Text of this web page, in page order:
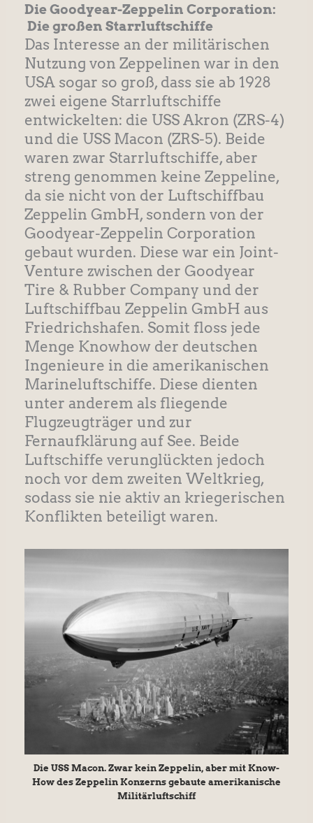
Die Goodyear-Zeppelin Corporation:
Die großen Starrluftschiffe
Das Interesse an der militärischen
Nutzung von Zeppelinen war in den
USA sogar so groß, dass sie ab 1928
zwei eigene Starrluftschiffe
entwickelten: die USS Akron (ZRS-4)
und die USS Macon (ZRS-5). Beide
waren zwar Starrluftschiffe, aber
streng genommen keine Zeppeline,
da sie nicht von der Luftschiffbau
Zeppelin GmbH, sondern von der
Goodyear-Zeppelin Corporation
gebaut wurden. Diese war ein Joint-
Venture zwischen der Goodyear
Tire & Rubber Company und der
Luftschiffbau Zeppelin GmbH aus
Friedrichshafen. Somit floss jede
Menge Knowhow der deutschen
Ingenieure in die amerikanischen
Marineluftschiffe. Diese dienten
unter anderem als fliegende
Flugzeugträger und zur
Fernaufklärung auf See. Beide
Luftschiffe verunglückten jedoch
noch vor dem zweiten Weltkrieg,
sodass sie nie aktiv an kriegerischen
Konflikten beteiligt waren.
Die USS Macon. Zwar kein Zeppelin, aber mit Know-
How des Zeppelin Konzerns gebaute amerikanische
Militärluftschiff